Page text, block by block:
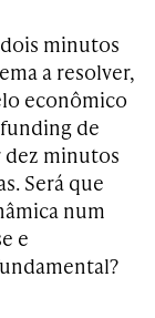
minutos
a resolver,
econômico
de
dez minutos
Será que
num
e